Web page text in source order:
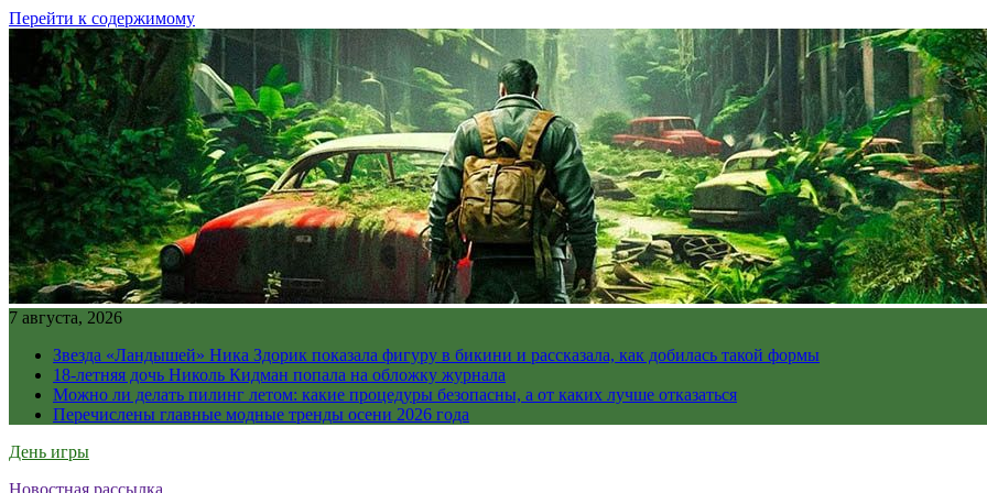
Перейти к содержимому
7 августа, 2026
Звезда «Ландышей» Ника Здорик показала фигуру в бикини и рассказала, как добилась такой формы
18-летняя дочь Николь Кидман попала на обложку журнала
Можно ли делать пилинг летом: какие процедуры безопасны, а от каких лучше отказаться
Перечислены главные модные тренды осени 2026 года
День игры
Новостная рассылка